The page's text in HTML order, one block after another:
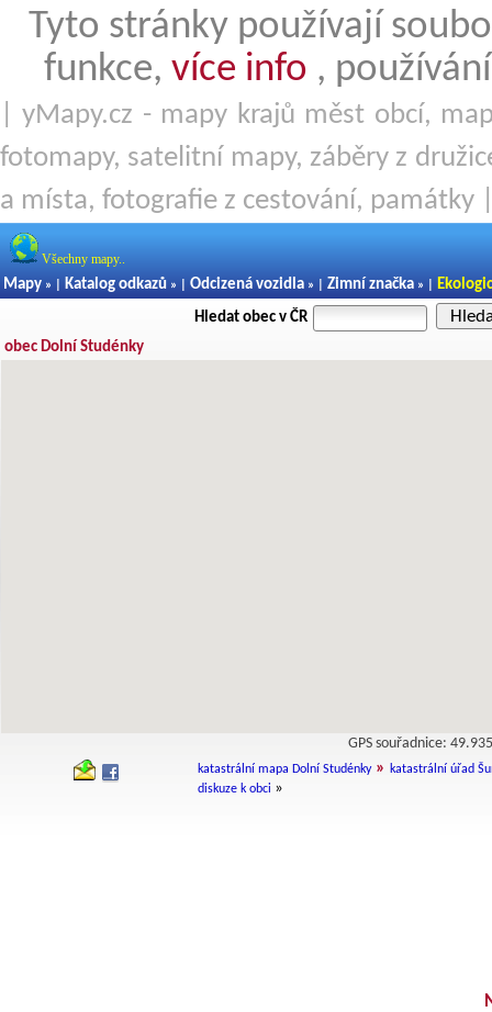
Tyto stránky používají
funkce, více info ,
| yMapy.cz - mapy krajů měst obcí,
fotomapy, satelitní mapy, záběry z
a místa, fotografie z cestování, památky
Všechny mapy..
Mapy » | Katalog odkazů » | Odcizená vozidla » | Zimní značka » |
Hledat obec v ČR
obec Dolní Studénky
GPS souřadnice:
katastrální mapa Dolní Studénky» katastrální úřad
diskuze k obci »